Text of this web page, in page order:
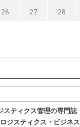
26 27 28
スティクス管理の専門誌
ジスティクス・ビジネス